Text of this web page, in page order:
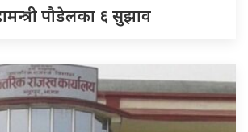
पौडेलका ६ सुझाव